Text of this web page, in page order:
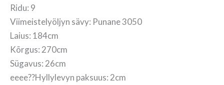
Ridu: 9
Viimeistelyöljyn sävy: Punane 3050
Laius: 184cm
Kõrgus: 270cm
Sügavus: 26cm
eeee??Hyllylevyn paksuus: 2cm